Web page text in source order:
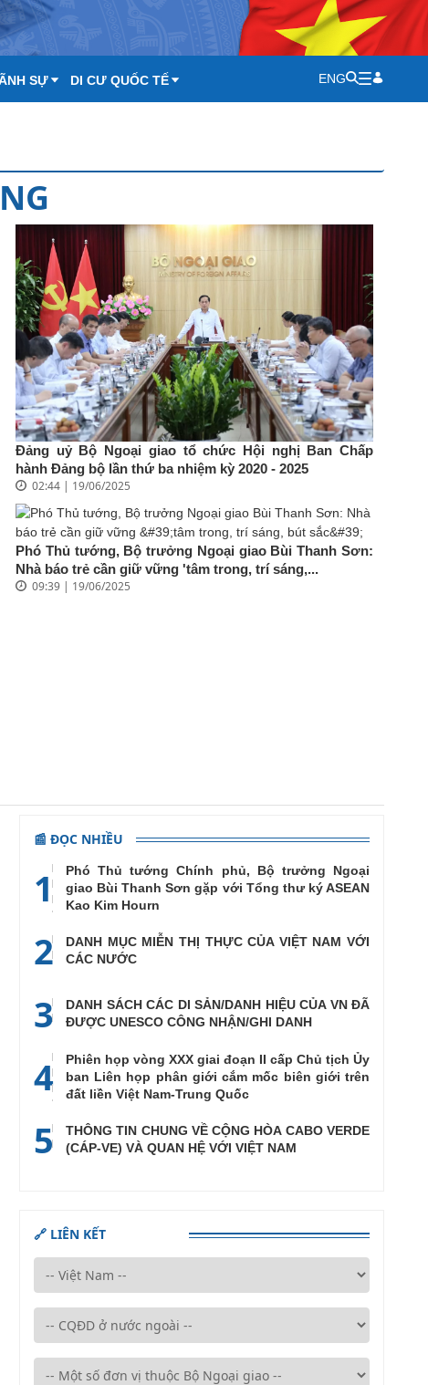
SỰ DI CƯ QUỐC TẾ ENG
Đảng uỷ Bộ Ngoại giao tổ chức Hội nghị Ban Chấp
hành Đảng bộ lần thứ ba nhiệm kỳ 2020 - 2025
02:44 | 19/06/2025
Phó Thủ tướng, Bộ trưởng Ngoại giao Bùi Thanh Sơn:
Nhà báo trẻ cần giữ vững 'tâm trong, trí sáng,...
09:39 | 19/06/2025
📰 ĐỌC NHIỀU
1
Phó Thủ tướng Chính phủ, Bộ trưởng Ngoại
giao Bùi Thanh Sơn gặp với Tổng thư ký ASEAN
Kao Kim Hourn
2
DANH MỤC MIỄN THỊ THỰC CỦA VIỆT NAM VỚI
CÁC NƯỚC
3
DANH SÁCH CÁC DI SẢN/DANH HIỆU CỦA VN ĐÃ
ĐƯỢC UNESCO CÔNG NHẬN/GHI DANH
4
Phiên họp vòng XXX giai đoạn II cấp Chủ tịch Ủy
ban Liên họp phân giới cắm mốc biên giới trên
đất liền Việt Nam-Trung Quốc
5
THÔNG TIN CHUNG VỀ CỘNG HÒA CABO VERDE
(CÁP-VE) VÀ QUAN HỆ VỚI VIỆT NAM
🔗 LIÊN KẾT